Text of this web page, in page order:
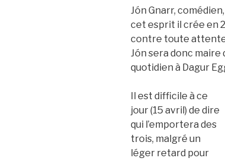
Jón Gnarr,
cet esprit il crée en
contre toute attente
Jón sera donc maire
quotidien à Dagur
Il est difficile à ce
jour (15 avril) de dire
qui l’emportera des
trois, malgré un
léger retard pour